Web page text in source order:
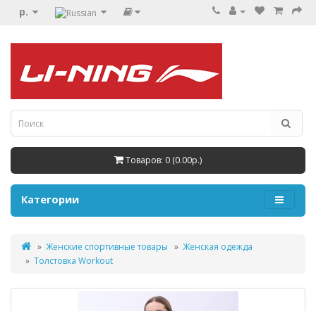
р.
Товаров: 0 (0.00р.)
Категории
Женские спортивные товары
Женская одежда
Толстовка Workout